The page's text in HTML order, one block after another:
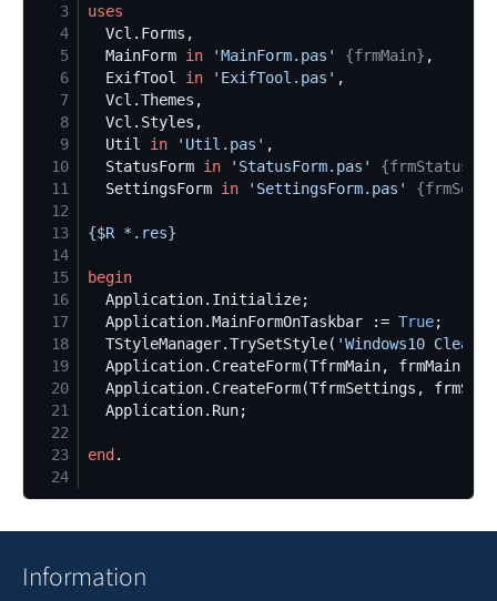
3
uses
4
5
  MainForm
in 'MainForm.pas ' {frmMain}
6
  ExifTool
in ' ExifTool.pas '
7
8
9
  Util
in ' Util.pas '
10
  StatusForm
in ' StatusForm.pas ' {frmStatus
11
  SettingsForm
in ' SettingsForm.pas ' {
12
13
{$R *.res}
14
15
begin
16
17
  Application.MainFormOnTaskbar :=
True
18
  TStyleManager.TrySetStyle(
'Windows10 Clear
19
20
21
22
23
end
24
Information